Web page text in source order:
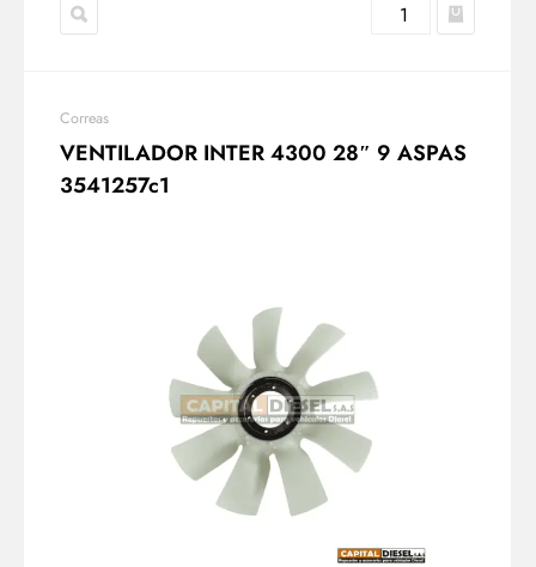
Correas
VENTILADOR INTER 4300 28″ 9 ASPAS
3541257c1